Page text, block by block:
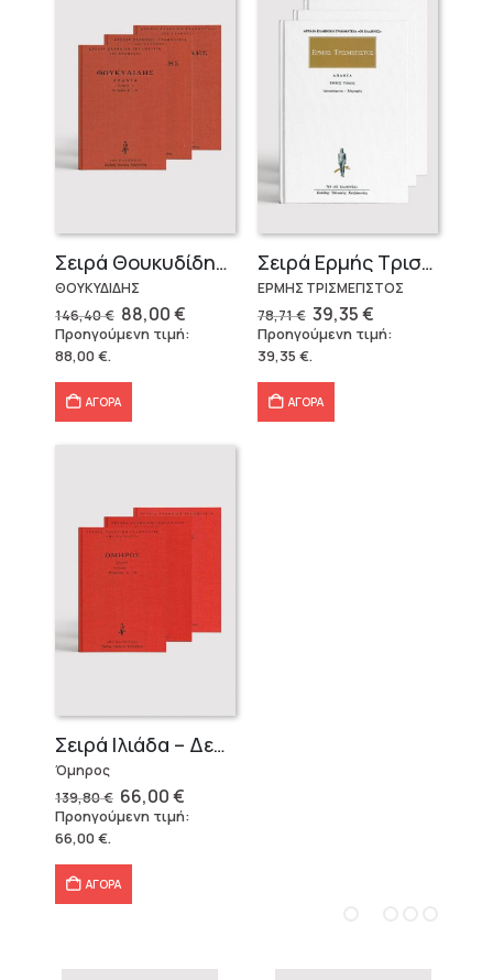
Σειρά Θουκυδίδης – Δεμένο (4 τόμοι)
ΘΟΥΚΥΔΙΔΗΣ
146,40€ Original
price
was:
88,00€Η
τρέχουσα
τιμή
Προηγούμενη τιμή:
88,00€.
ΑΓΟΡΑ
Σειρά Ερμής Τρισμέγιστος
ΕΡΜΗΣ ΤΡΙΣΜΕΓΙΣΤΟΣ
78,71€ Original
price
was:
78,71 €.
39,35€Η
τρέχουσα
τιμή
Προηγούμενη τιμή:
39,35 €.
ΑΓΟΡΑ
Σειρά Ιλιάδα – Δεμένο
Όμηρος
139,80€ Original
price
was:
66,00€Η
τρέχουσα
τιμή
Προηγούμενη τιμή:
66,00€.
ΑΓΟΡΑ